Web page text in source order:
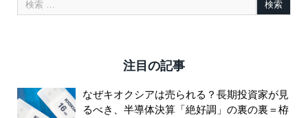
注目の記事
なぜキオクシアは売られる？長期投資家が見
るべき、半導体決算「絶好調」の裏の裏＝栫